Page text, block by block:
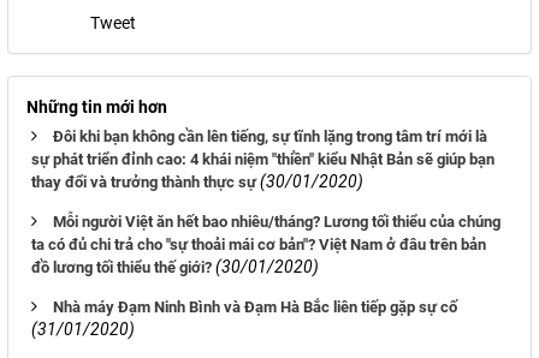
Tweet
Những tin mới hơn
Đôi khi bạn không cần lên tiếng, sự tĩnh lặng trong tâm trí mới là
sự phát triển đỉnh cao: 4 khái niệm "thiền" kiểu Nhật Bản sẽ giúp bạn
thay đổi và trưởng thành thực sự (30/01/2020)
Mỗi người Việt ăn hết bao nhiêu/tháng? Lương tối thiểu của chúng
ta có đủ chi trả cho "sự thoải mái cơ bản"? Việt Nam ở đâu trên bản
đồ lương tối thiểu thế giới? (30/01/2020)
Nhà máy Đạm Ninh Bình và Đạm Hà Bắc liên tiếp gặp sự cố
(31/01/2020)